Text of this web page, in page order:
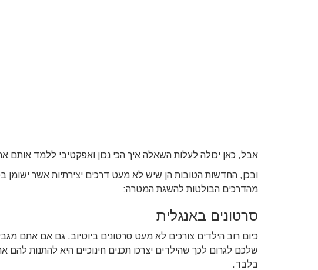
אבל, כאן יכולה לעלות השאלה איך הכי נכון ואפקטיבי ללמד
ובכן, החדשות הטובות הן שיש לא מעט דרכים יצירתיות אשר ישומן
מהדרכים הבולטות להשגת המטרה:
סרטונים באנגלית
כיום רוב הילדים צורכים לא מעט סרטונים ביוטיוב. גם אם אתם
שלכם לגרום לכך שהילדים יצרכו תכנים חינוכיים היא להתנות
בלבד.